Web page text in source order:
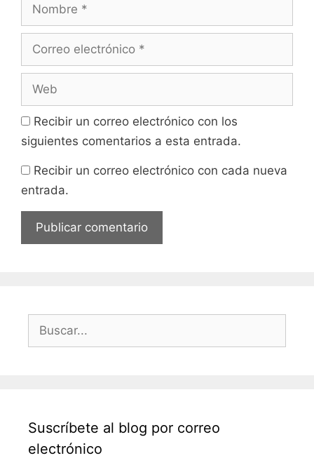
Correo
Web
Recibir un correo electrónico con los
siguientes comentarios a esta entrada.
Recibir un correo electrónico con cada nueva
entrada.
Buscar:
Suscríbete al blog por correo
electrónico